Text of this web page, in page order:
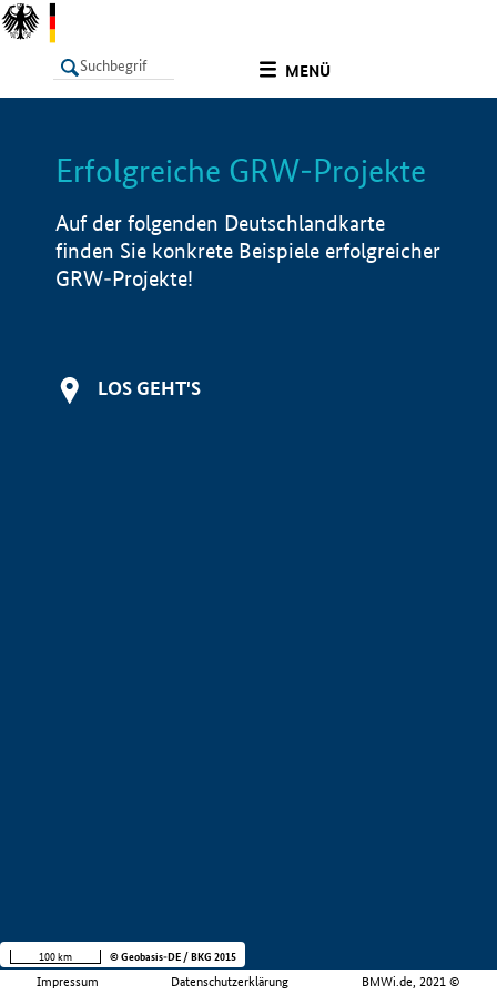
MENÜ
LISTE Info
Erfolgreiche GRW-Projekte
Auf der folgenden Deutschlandkarte
finden Sie konkrete Beispiele erfolgreicher
GRW-Projekte!
LOS GEHT'S
Impressum Datenschutzerklärung BMWi.de, 2021 ©
100 km © Geobasis-DE / BKG 2015